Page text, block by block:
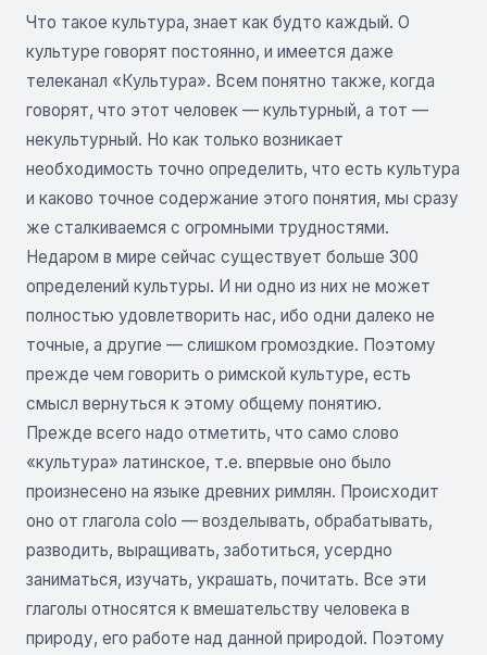
Что такое культура, знает как будто каждый. О
культуре говорят постоянно, и имеется даже
телеканал «Культура». Всем понятно так­же, когда
говорят, что этот человек — культурный, а тот —
некультурный. Но как только возникает
необходимость точно определить, что есть культура
и каково точное содержание этого понятия, мы сразу
же сталкиваемся с огромными трудностями.
Недаром в мире сейчас существует больше 300
определений культуры. И ни одно из них не может
полностью удовлетворить нас, ибо одни далеко не
точные, а другие — слишком громоздкие. Поэтому
прежде чем говорить о римской культуре, есть
смысл вернуться к этому общему понятию.
Прежде всего надо отметить, что само слово
«культура» латинское, т.е. впервые оно было
произнесено на языке древних римлян. Происходит
оно от глагола colo — возделывать, обрабатывать,
разводить, выращивать, заботиться, усердно
заниматься, изучать, украшать, почитать. Все эти
глаголы относятся к вмешательству человека в
природу, его работе над данной природой. Поэтому